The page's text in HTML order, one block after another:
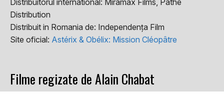
Distribuitorul international: Miramax Films, Pathe
Distribution
Distribuit in Romania de: Independența Film
Site oficial: Astérix & Obélix: Mission Cléopâtre
Filme regizate de Alain Chabat